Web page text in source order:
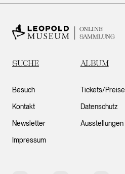
ONLINE
SAMMLUNG
SUCHE ALBUM
Besuch
Kontakt
Newsletter
Impressum
Tickets/Preise
Datenschutz
Ausstellungen